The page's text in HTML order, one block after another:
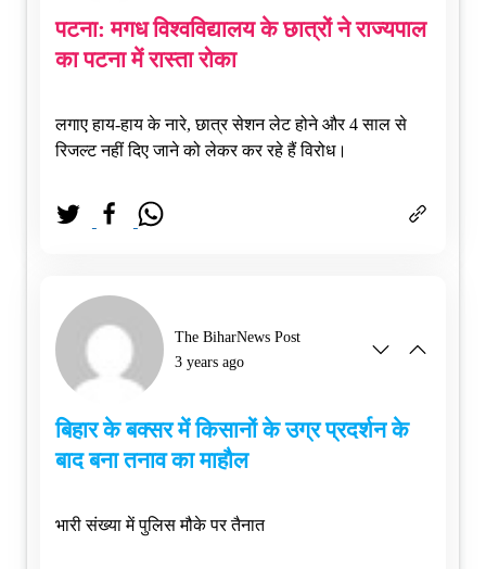
पटना: मगध विश्वविद्यालय के छात्रों ने राज्यपाल
का पटना में रास्ता रोका
लगाए हाय-हाय के नारे, छात्र सेशन लेट होने और 4 साल से
रिजल्ट नहीं दिए जाने को लेकर कर रहे हैं विरोध।
The BiharNews Post
3 years ago
बिहार के बक्‍सर में किसानों के उग्र प्रदर्शन के
बाद बना तनाव का माहौल
भारी संख्‍या में पुलिस मौके पर तैनात